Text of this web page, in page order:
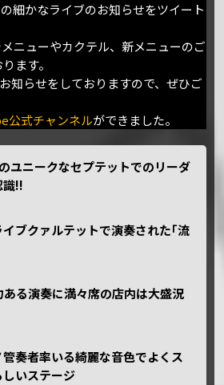
細かなライブのお知らせをツイート
ニューやカクテル、新メニューのご
ます。
知らせをしておりますので、ぜひご
公式チャンネルができました。
ユニークなセプテットでのリーダ
識!!
ブクァルテットで演奏された｢流
る演奏に満々席の店内は大盛況
奏者率いる綺麗な音色でよくス
いステージ